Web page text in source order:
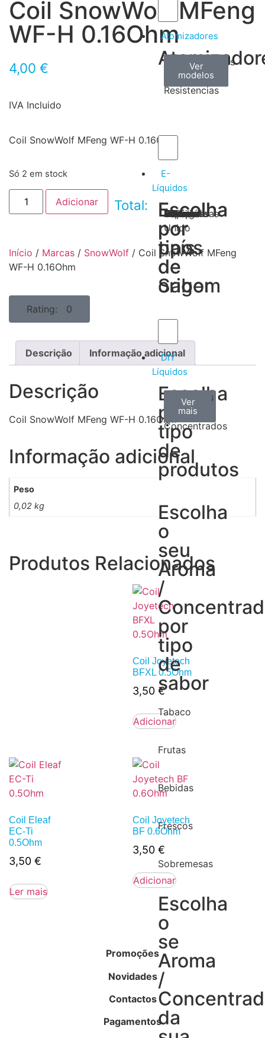
Atomizadores
Claromizadores
Ver
modelos
Reconstruíveis
Ver
modelos
Resistencias
Ver
modelos
E-
Líquidos
Escolha
por
tipos
de
Sabor
Tabaco
Frutas
Bebidas
Frescos
Sobremesas
Escolha
por
país
de
origem
Portugal
Alemanha
USA
Reino
Unido
Canadá
França
Malásia
Filipinas
Espanha
Polónia
Grécia
DIY
Líquidos
Escolha
por
tipo
de
produtos
Aromas
Concentrados
Ver
todos
Bases
Ver
mais
Accesorios
Ver
mais
Escolha
o
seu
Aroma
/
por
tipo
de
sabor
Tabaco
Frutas
Bebidas
Frescos
Sobremesas
Escolha
o
se
Aroma
/
da
Coil SnowWolf MFeng
WF-H 0.16Ohm
4,00 €
IVA Incluido
Coil SnowWolf MFeng WF-H 0.16Ohm
Só 2 em stock
Adicionar Total:
Início / Marcas / SnowWolf / Coil SnowWolf MFeng
WF-H 0.16Ohm
Rating: 0
Descrição Informação adicional
Descrição
Coil SnowWolf MFeng WF-H 0.16Ohm
Informação adicional
Peso
0,02 kg
Produtos Relacionados
Coil Joyetech
BFXL 0.5Ohm
3,50 €
Adicionar
Coil Eleaf
EC-Ti
0.5Ohm
3,50 €
Ler mais
Coil Joyetech
BF 0.6Ohm
3,50 €
Adicionar
Promoções
Novidades
Contactos
Pagamentos